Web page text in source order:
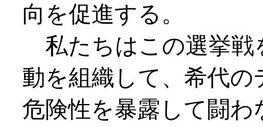
向を促進する。
私たちはこの選挙戦
動を組織して、希代
危険性を暴露して闘